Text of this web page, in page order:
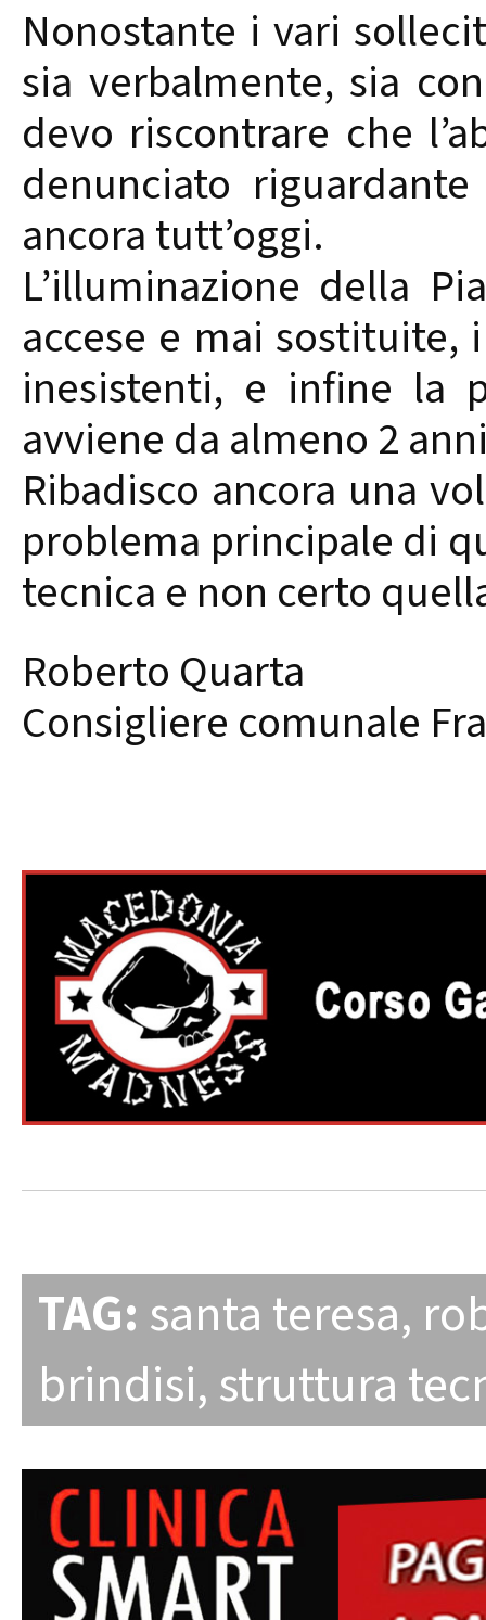
Nonostante i vari
sia verbalmente, sia
devo riscontrare che
denunciato
ancora tutt’oggi.
L’illuminazione della
accese e mai
inesistenti, e infine la
avviene da almeno 2
Ribadisco ancora una
problema principale di
tecnica e non certo
Roberto Quarta
Consigliere comunale
TAG: santa teresa,
brindisi, struttura